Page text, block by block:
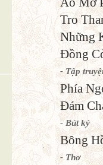
Tro
Những
Đồng
- Tập
Phía
Đám
- Bút ký
Bông
- Thơ